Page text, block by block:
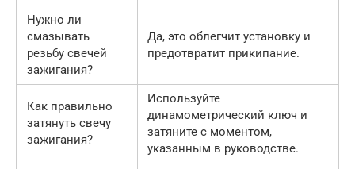
Нужно ли
смазывать
резьбу свечей
зажигания?
Да, это облегчит установку и
предотвратит прикипание.
Как правильно
затянуть свечу
зажигания?
Используйте
динамометрический ключ и
затяните с моментом,
указанным в руководстве.